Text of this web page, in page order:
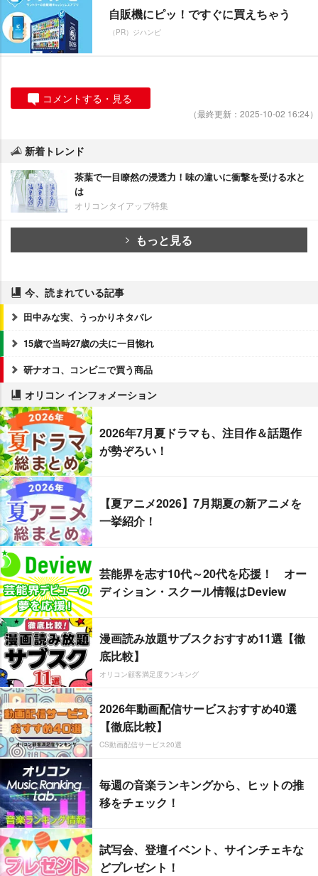
自販機にピッ！ですぐに買えちゃう
（PR）ジハンピ
コメントする・見る
（最終更新：2025-10-02 16:24）
新着トレンド
茶葉で一目瞭然の浸透力！味の違いに衝撃を受ける水と
は
オリコンタイアップ特集
もっと見る
今、読まれている記事
田中みな実、うっかりネタバレ
15歳で当時27歳の夫に一目惚れ
研ナオコ、コンビニで買う商品
オリコン インフォメーション
2026年7月夏ドラマも、注目作＆話題作
が勢ぞろい！
【夏アニメ2026】7月期夏の新アニメを
一挙紹介！
芸能界を志す10代～20代を応援！ オー
ディション・スクール情報はDeview
漫画読み放題サブスクおすすめ11選【徹
底比較】
オリコン顧客満足度ランキング
2026年動画配信サービスおすすめ40選
【徹底比較】
CS動画配信サービス20選
毎週の音楽ランキングから、ヒットの推
移をチェック！
試写会、登壇イベント、サインチェキな
どプレゼント！